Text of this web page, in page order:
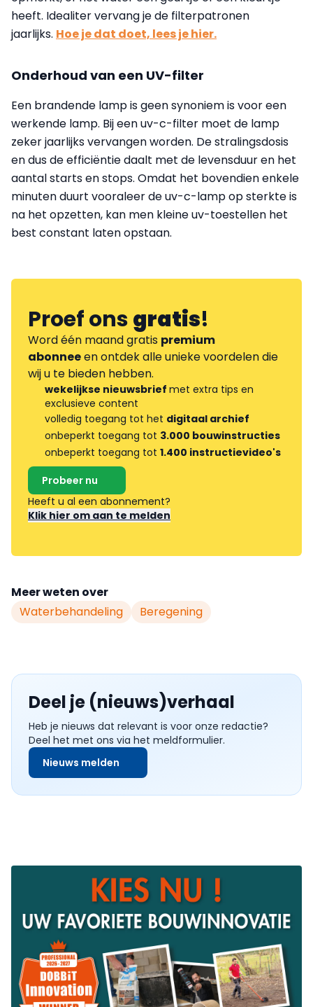
heeft. Idealiter vervang je de filterpatronen
jaarlijks. Hoe je dat doet, lees je hier.
Onderhoud van een UV-filter
Een brandende lamp is geen synoniem is voor een
werkende lamp. Bij een uv-c-filter moet de lamp
zeker jaarlijks vervangen worden. De stralingsdosis
en dus de efficiëntie daalt met de levensduur en het
aantal starts en stops. Omdat het bovendien enkele
minuten duurt vooraleer de uv-c-lamp op sterkte is
na het opzetten, kan men kleine uv-toestellen het
best constant laten opstaan.
Proef onsgratis!
Word één maand gratis premium
abonneeen ontdek alle unieke voordelen die
wij u te bieden hebben.
wekelijkse nieuwsbrief met extra tips en
exclusieve content
volledig toegang tot het digitaal archief
onbeperkt toegang tot 3.000 bouwinstructies
onbeperkt toegang tot 1.400 instructievideo's
Probeer nu
Heeft u al een abonnement?
Klik hier om aan te melden
Meer weten over
Waterbehandeling
Beregening
Deel je (nieuws)verhaal
Heb je nieuws dat relevant is voor onze redactie?
Deel het met ons via het meldformulier.
Nieuws melden